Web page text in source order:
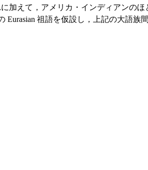
加えて，アメリカ・インディアンの
祖語を仮設し，上記の大語族